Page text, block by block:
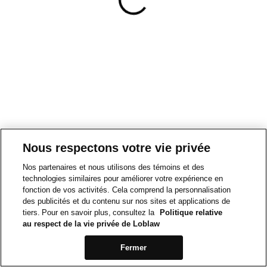
Nous respectons votre vie privée
Nos partenaires et nous utilisons des témoins et des
technologies similaires pour améliorer votre expérience en
fonction de vos activités. Cela comprend la personnalisation
des publicités et du contenu sur nos sites et applications de
tiers. Pour en savoir plus, consultez la
Politique relative
au respect de la vie privée de Loblaw
Fermer